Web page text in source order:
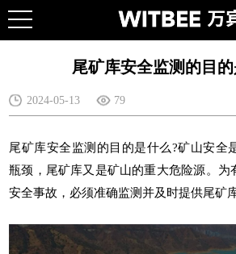
尾矿库安全监测的目
2024-05-13 79
尾矿库安全监测的目的是什么?矿山安全
瓶颈，尾矿库又是矿山的重大危险源。为
安全事故，必须准确监测并及时提供尾矿